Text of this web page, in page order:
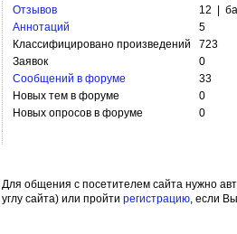
Отзывов
12 |
Аннотаций
5
Классифицировано произведений
723
Заявок
0
Сообщений в форуме
33
Новых тем в форуме
0
Новых опросов в форуме
0
Для общения с посетителем сайта нужно
углу сайта) или пройти регистрацию, если